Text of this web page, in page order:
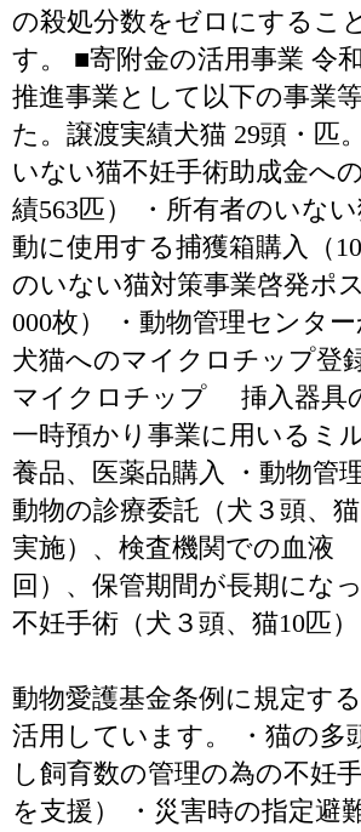
の殺処分数をゼロにするこ
す。 ■寄附金の活用事業 令
推進事業として以下の事業
た。譲渡実績犬猫 29頭・匹
いない猫不妊手術助成金へ
績563匹） ・所有者のいな
動に使用する捕獲箱購入（
のいない猫対策事業啓発ポ
000枚） ・動物管理センタ
犬猫へのマイクロチップ登
マイクロチップ 挿入器具
一時預かり事業に用いるミ
養品、医薬品購入 ・動物管
動物の診療委託（犬３頭、
実施）、検査機関での血液
回）、保管期間が長期にな
不妊手術（犬３頭、
その
動物愛護基金条例に規定す
活用しています。 ・猫の多
し飼育数の管理の為の不妊
を支援） ・災害時の指定避